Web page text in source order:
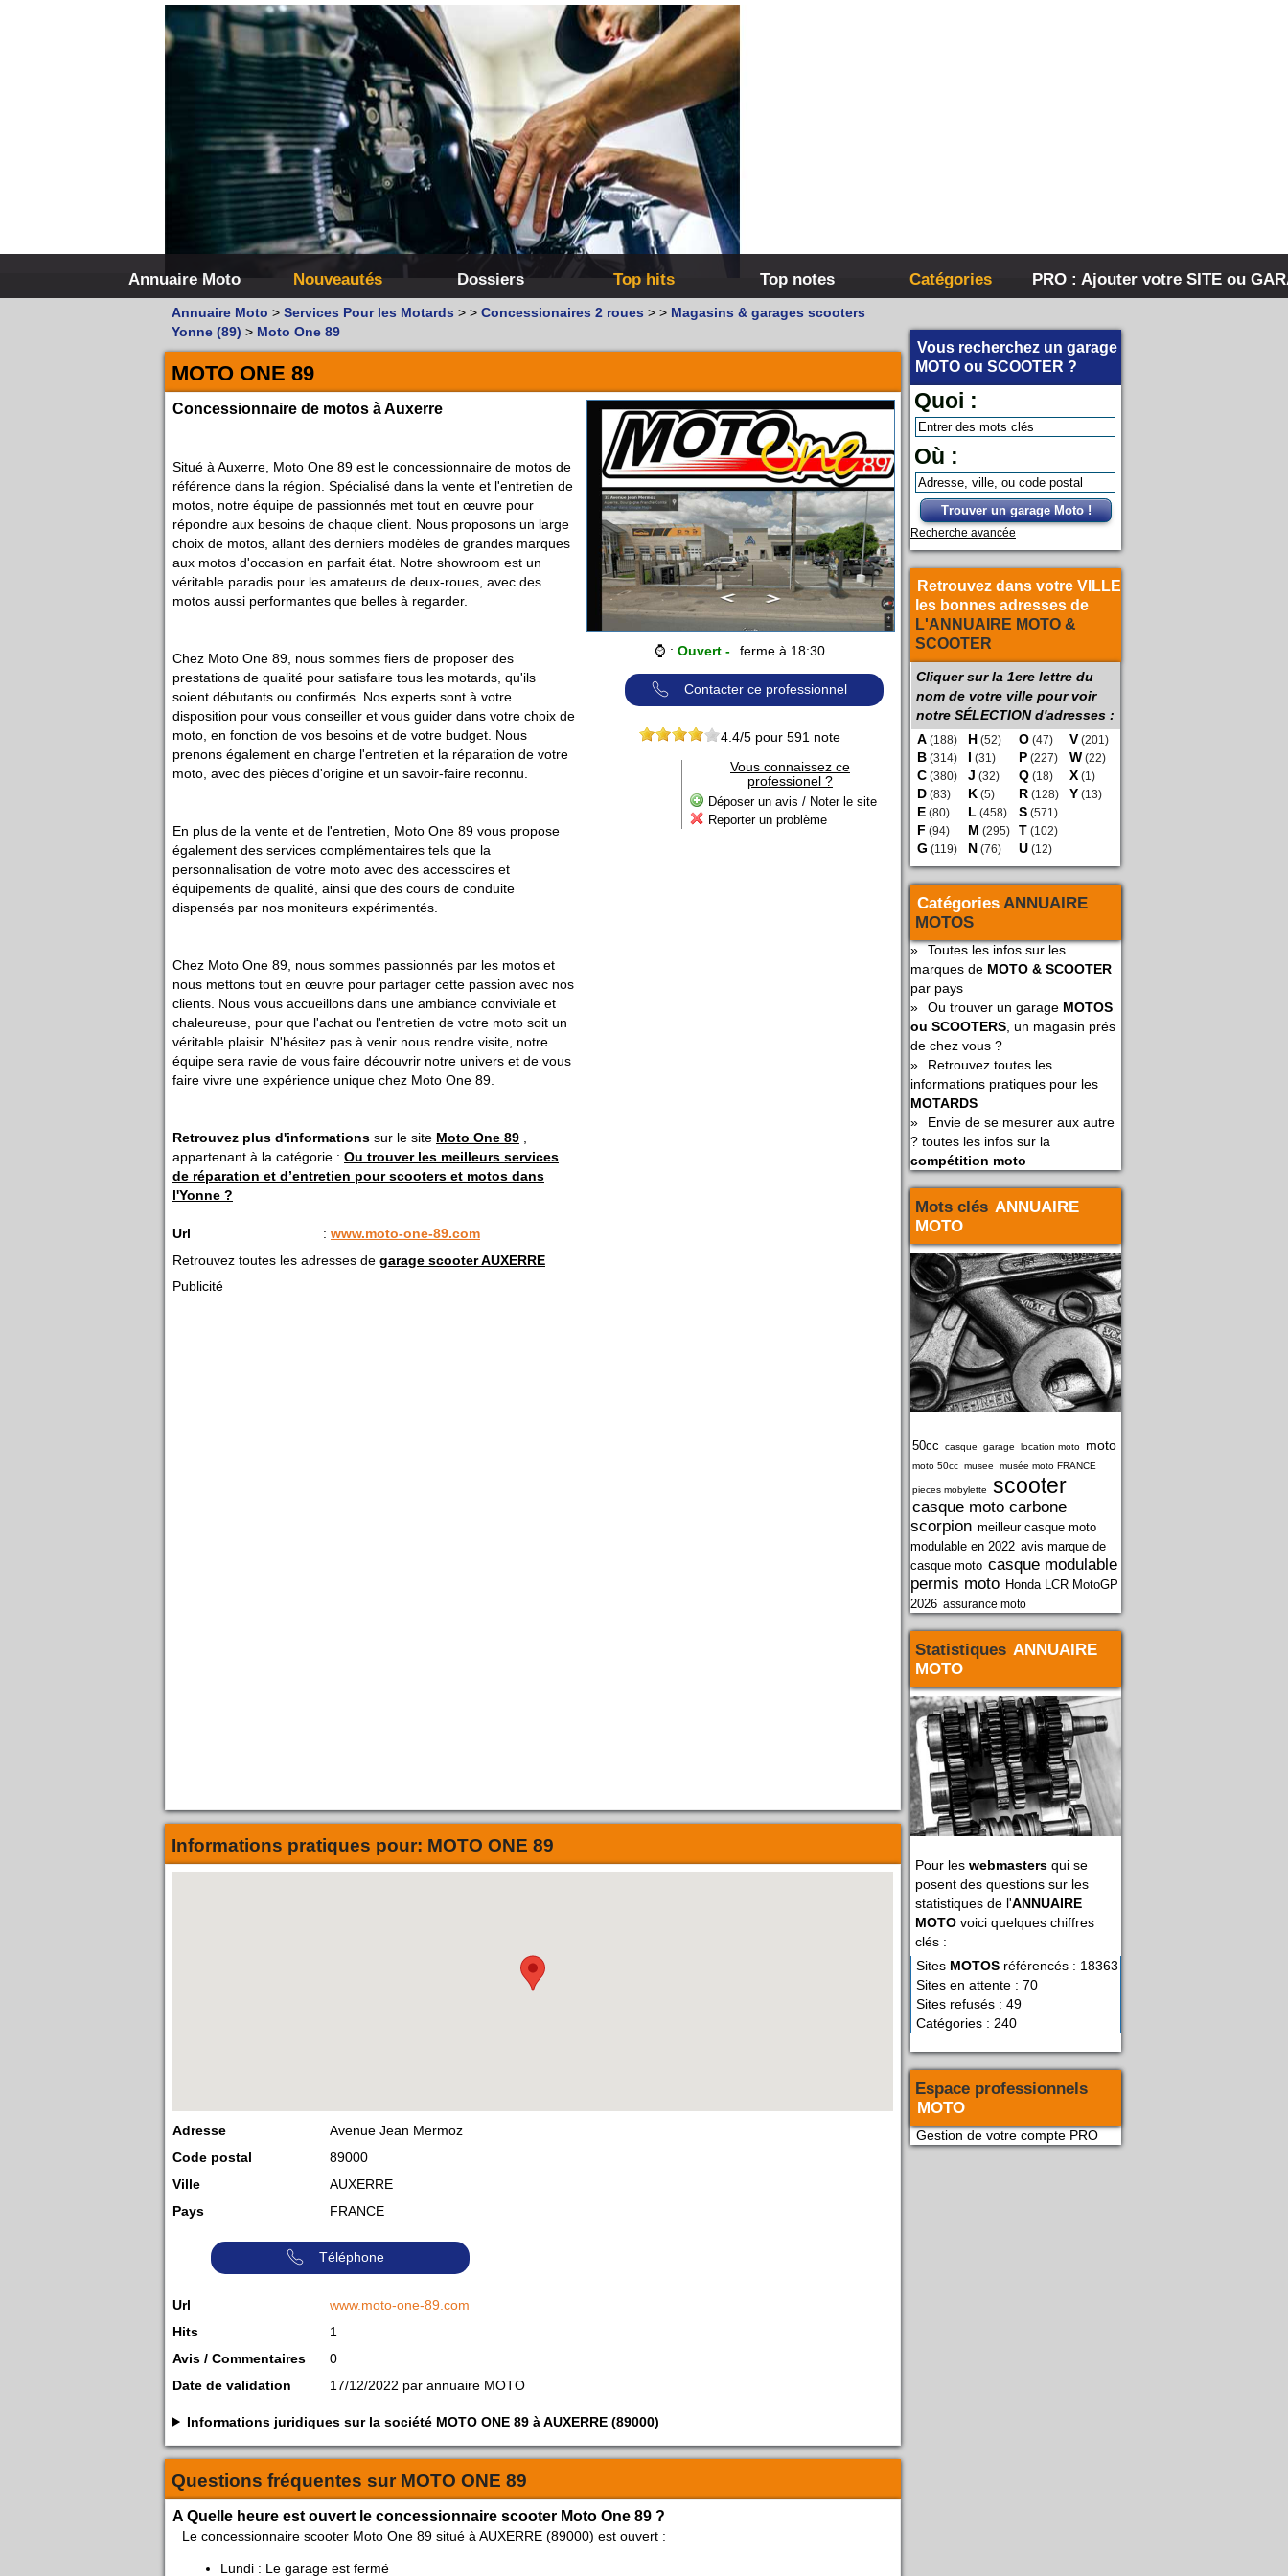
Annuaire Moto Nouveautés Dossiers Top hits Top notes Catégories PRO : Ajouter votre SITE ou
Vous recherchez un garage
MOTO ou SCOOTER ?
Quoi :
Où :
Trouver un garage Moto !
Recherche avancée
Retrouvez dans votre VILLE
les bonnes adresses de
L'ANNUAIRE MOTO &
SCOOTER
Cliquer sur la 1ere lettre du
nom de votre ville pour voir
notre SÉLECTION d'adresses :
A (188)
B (314)
C (380)
D (83)
E (80)
F (94)
G (119)
H (52)
I (31)
J (32)
K (5)
L (458)
M (295)
N (76)
O (47)
P (227)
Q (18)
R (128)
S (571)
T (102)
U (12)
V (201)
W (22)
X (1)
Y (13)
Catégories ANNUAIRE
MOTOS
»
Toutes les infos sur les
marques de MOTO & SCOOTER
par pays
»
Ou trouver un garage MOTOS
ou SCOOTERS , un magasin prés
de chez vous ?
»
Retrouvez toutes les
informations pratiques pour les
MOTARDS
»
Envie de se mesurer aux autre
? toutes les infos sur la
compétition moto
Mots clés ANNUAIRE
MOTO
50cc casque garage location moto moto
moto 50cc musee musée moto FRANCE
pieces mobylette scooter
casque moto carbone
scorpion meilleur casque moto
modulable en 2022 avis marque de
casque moto casque modulable
permis moto Honda LCR MotoGP
2026 assurance moto
Statistiques ANNUAIRE
MOTO
Pour les webmasters qui se
posent des questions sur les
statistiques de l'ANNUAIRE
MOTO voici quelques chiffres
clés :
Sites MOTOS référencés : 18363
Sites en attente : 70
Sites refusés : 49
Catégories : 240
Espace professionnels
MOTO
Gestion de votre compte PRO
Annuaire Moto > Services Pour les Motards > > Concessionaires 2 roues > > Magasins & garages scooters
Yonne (89) > Moto One 89
MOTO ONE 89
⌚ : Ouvert - ferme à 18:30
Contacter ce professionnel
4.4/5 pour 591 note
Vous connaissez ce
professionel ?
Déposer un avis / Noter le site
Reporter un problème
Concessionnaire de motos à Auxerre
Situé à Auxerre, Moto One 89 est le concessionnaire de motos de
référence dans la région. Spécialisé dans la vente et l'entretien de
motos, notre équipe de passionnés met tout en œuvre pour
répondre aux besoins de chaque client. Nous proposons un large
choix de motos, allant des derniers modèles de grandes marques
aux motos d'occasion en parfait état. Notre showroom est un
véritable paradis pour les amateurs de deux-roues, avec des
motos aussi performantes que belles à regarder.
Chez Moto One 89, nous sommes fiers de proposer des
prestations de qualité pour satisfaire tous les motards, qu'ils
soient débutants ou confirmés. Nos experts sont à votre
disposition pour vous conseiller et vous guider dans votre choix de
moto, en fonction de vos besoins et de votre budget. Nous
prenons également en charge l'entretien et la réparation de votre
moto, avec des pièces d'origine et un savoir-faire reconnu.
En plus de la vente et de l'entretien, Moto One 89 vous propose
également des services complémentaires tels que la
personnalisation de votre moto avec des accessoires et
équipements de qualité, ainsi que des cours de conduite
dispensés par nos moniteurs expérimentés.
Chez Moto One 89, nous sommes passionnés par les motos et
nous mettons tout en œuvre pour partager cette passion avec nos
clients. Nous vous accueillons dans une ambiance conviviale et
chaleureuse, pour que l'achat ou l'entretien de votre moto soit un
véritable plaisir. N'hésitez pas à venir nous rendre visite, notre
équipe sera ravie de vous faire découvrir notre univers et de vous
faire vivre une expérience unique chez Moto One 89.
Retrouvez plus d'informations sur le site Moto One 89
appartenant à la catégorie : Ou trouver les meilleurs services
de réparation et d’entretien pour scooters et motos dans
l'Yonne ?
Url : www.moto-one-89.com
Retrouvez toutes les adresses de garage scooter AUXERRE
Publicité
Informations pratiques pour: MOTO ONE 89
Adresse
Avenue Jean Mermoz
Code postal
89000
Ville
AUXERRE
Pays
FRANCE
Téléphone
Url
www.moto-one-89.com
Hits
1
Avis / Commentaires
0
Date de validation
17/12/2022 par annuaire MOTO
Informations juridiques sur la société MOTO ONE 89 à AUXERRE (89000)
Questions fréquentes sur MOTO ONE 89
A Quelle heure est ouvert le concessionnaire scooter Moto One 89 ?
Le concessionnaire scooter Moto One 89 situé à AUXERRE (89000) est ouvert :
Lundi : Le garage est fermé